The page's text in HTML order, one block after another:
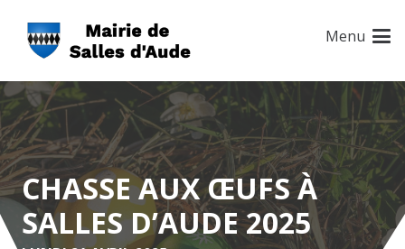
Menu
CHASSE AUX ŒUFS À
SALLES D’AUDE 2025